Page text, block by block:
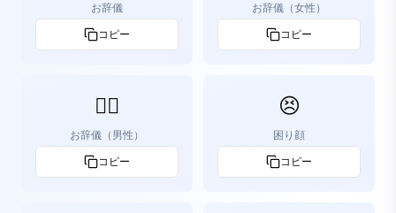
お辞儀
コピー
お辞儀（女性）
コピー
🙇‍♂️
お辞儀（男性）
コピー
😣
困り顔
コピー